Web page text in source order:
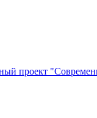
проект